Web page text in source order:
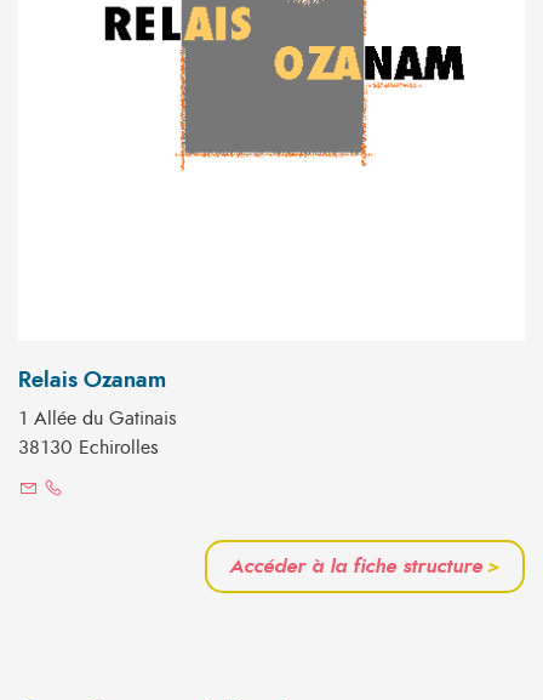
Relais Ozanam
1 Allée du Gatinais
38130 Echirolles
Accéder à la fiche structure>